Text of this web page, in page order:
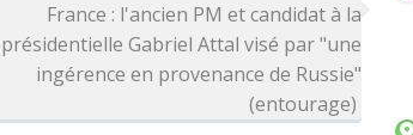
France : l'ancien PM et candidat à la
présidentielle Gabriel Attal visé par "une
ingérence en provenance de Russie"
(entourage)